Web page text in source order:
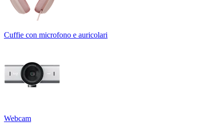
Cuffie con microfono e auricolari
Webcam